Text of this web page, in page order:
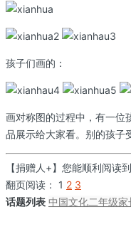
孩子们画的：
画对称图的过程中，有一位
品展示给大家看。别的孩子
【捐赠人+】您能顺利阅读
翻页阅读： 1 2 3
话题列表 中国文化二年级家